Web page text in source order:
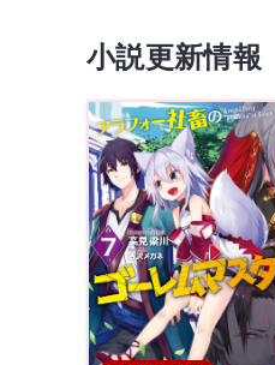
小説更新情報